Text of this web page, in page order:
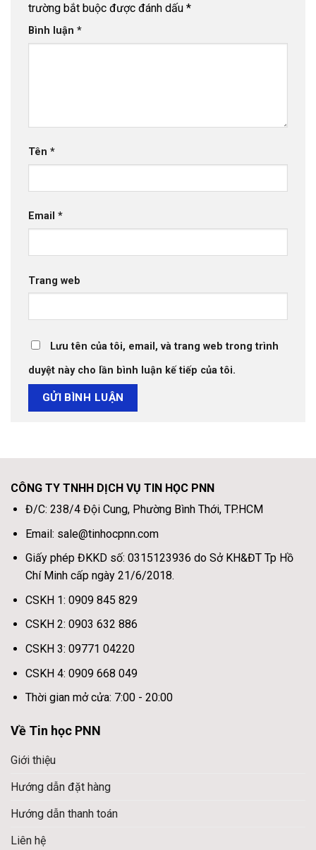
trường bắt buộc được đánh dấu *
Bình luận *
Tên *
Email *
Trang web
Lưu tên của tôi, email, và trang web trong trình
duyệt này cho lần bình luận kế tiếp của tôi.
CÔNG TY TNHH DỊCH VỤ TIN HỌC PNN
Đ/C: 238/4 Đội Cung, Phường Bình Thới, TP.HCM
Email: sale@tinhocpnn.com
Giấy phép ĐKKD số: 0315123936 do Sở KH&ĐT Tp Hồ
Chí Minh cấp ngày 21/6/2018.
CSKH 1: 0909 845 829
CSKH 2: 0903 632 886
CSKH 3: 09771 04220
CSKH 4: 0909 668 049
Thời gian mở cửa: 7:00 - 20:00
Về Tin học PNN
Giới thiệu
Hướng dẫn đặt hàng
Hướng dẫn thanh toán
Liên hệ